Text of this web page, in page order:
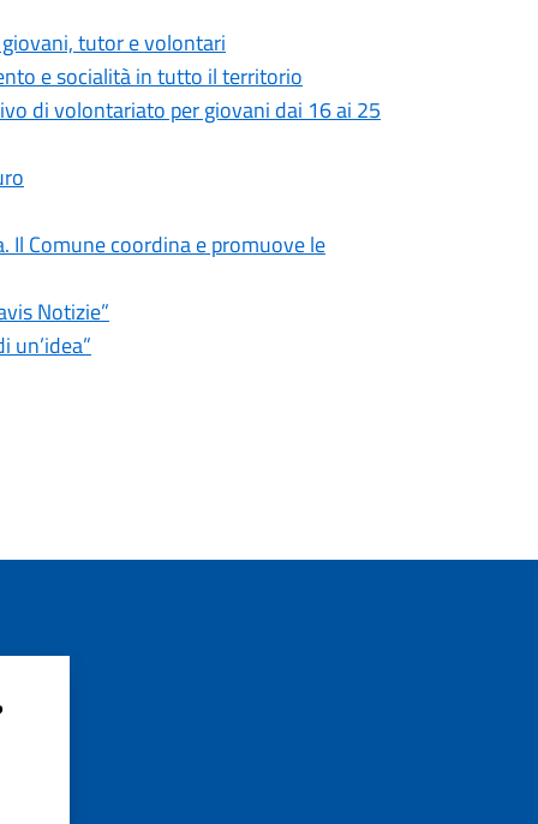
tutor e volontari
e socialità in tutto il territorio
di volontariato per giovani dai 16 ai 25
Il Comune coordina e promuove le
Notizie”
un’idea”